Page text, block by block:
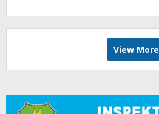
View More